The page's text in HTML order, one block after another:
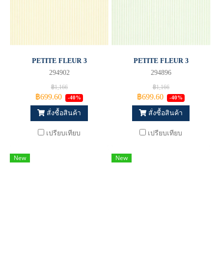
PETITE FLEUR 3
294902
฿1,166
฿699.60 -40%
สั่งซื้อสินค้า
เปรียบเทียบ
PETITE FLEUR 3
294896
฿1,166
฿699.60 -40%
สั่งซื้อสินค้า
เปรียบเทียบ
New New